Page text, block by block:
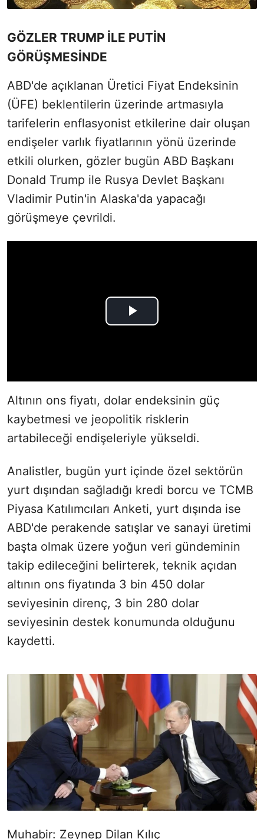
GÖZLER TRUMP İLE PUTİN
GÖRÜŞMESİNDE
ABD'de açıklanan Üretici Fiyat Endeksinin
(ÜFE) beklentilerin üzerinde artmasıyla
tarifelerin enflasyonist etkilerine dair oluşan
endişeler varlık fiyatlarının yönü üzerinde
etkili olurken, gözler bugün ABD Başkanı
Donald Trump ile Rusya Devlet Başkanı
Vladimir Putin'in Alaska'da yapacağı
görüşmeye çevrildi.
Altının ons fiyatı, dolar endeksinin güç
kaybetmesi ve jeopolitik risklerin
artabileceği endişeleriyle yükseldi.
Analistler, bugün yurt içinde özel sektörün
yurt dışından sağladığı kredi borcu ve TCMB
Piyasa Katılımcıları Anketi, yurt dışında ise
ABD'de perakende satışlar ve sanayi üretimi
başta olmak üzere yoğun veri gündeminin
takip edileceğini belirterek, teknik açıdan
altının ons fiyatında 3 bin 450 dolar
seviyesinin direnç, 3 bin 280 dolar
seviyesinin destek konumunda olduğunu
kaydetti.
Muhabir: Zeynep Dilan Kılıç